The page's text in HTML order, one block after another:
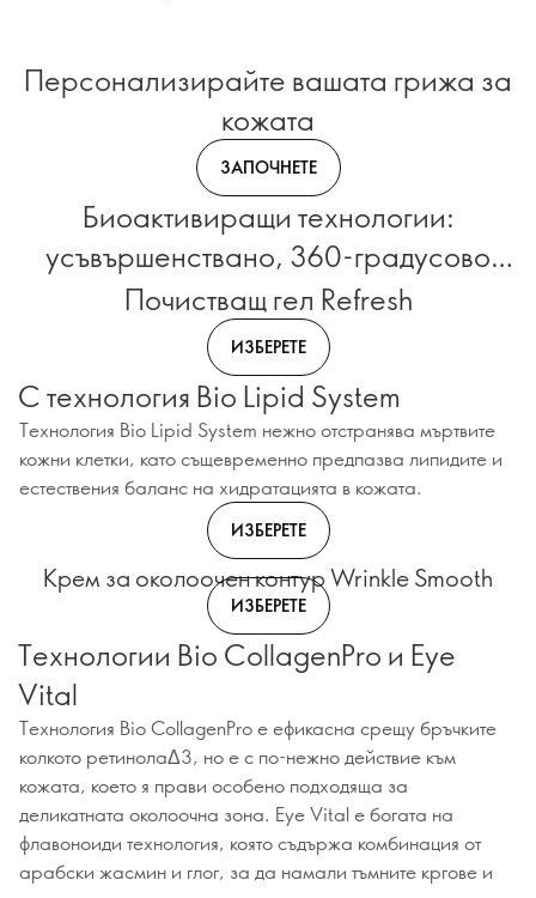
Персонализирайте вашата грижа за
кожата
ЗАПОЧНЕТЕ
Биоактивиращи технологии:
усъвършенствано, 360-градусово
действие против бръчки
Почистващ гел Refresh
ИЗБЕРЕТЕ
С технология Bio Lipid System
Технология Bio Lipid System нежно отстранява мъртвите
кожни клетки, като същевременно предпазва липидите и
естествения баланс на хидратацията в кожата.
ИЗБЕРЕТЕ
Крем за околоочен контур Wrinkle Smooth
ИЗБЕРЕТЕ
Технологии Bio CollagenPro и Eye
Vital
Технология Bio CollagenPro е ефикасна срещу бръчките
колкото ретинолаΔ3, но е с по-нежно действие към
кожата, което я прави особено подходяща за
деликатната околоочна зона. Eye Vital е богата на
флавоноиди технология, която съдържа комбинация от
арабски жасмин и глог, за да намали тъмните кргове и